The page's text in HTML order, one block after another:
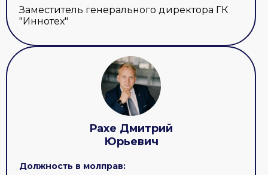
Заместитель генерального директора ГК
"Иннотех"
Рахе Дмитрий
Юрьевич
Должность в молправ: